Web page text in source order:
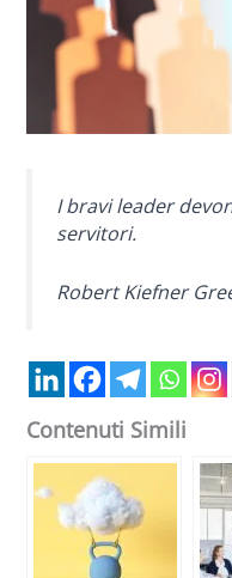
I bravi leader
servitori.
Robert Kiefner
Contenuti Simili